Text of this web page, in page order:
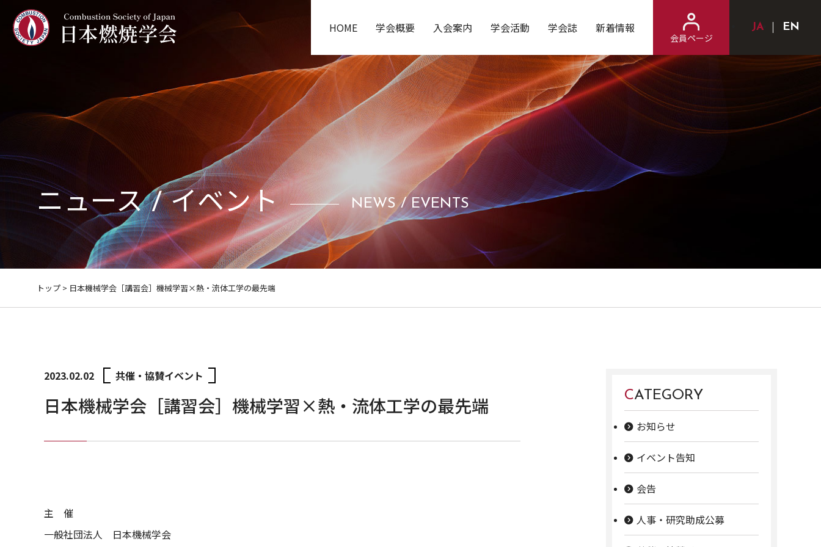
HOME 学会概要 入会案内 学会活動 学会誌 新着情報
会員ページ
Japanese
ニュース / イベント NEWS / EVENTS
トップ > 日本機械学会［講習会］機械学習×熱・流体工学の最先端
2023.02.02 共催・協賛イベント
日本機械学会［講習会］機械学習×熱・流体工学の最先端
主 催
一般社団法人 日本機械学会
CATEGORY
お知らせ
イベント告知
会告
人事・研究助成公募